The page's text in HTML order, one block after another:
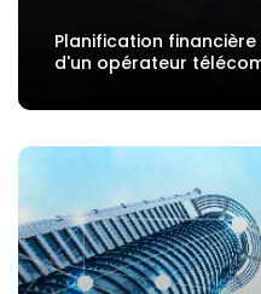
Planification
d'un opérateur